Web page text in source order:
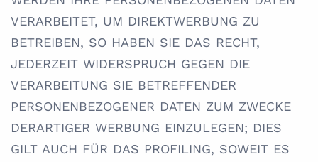
VERARBEITET, UM DIREKTWERBUNG ZU
BETREIBEN, SO HABEN SIE DAS RECHT,
JEDERZEIT WIDERSPRUCH GEGEN DIE
VERARBEITUNG SIE BETREFFENDER
PERSONENBEZOGENER DATEN ZUM ZWECKE
DERARTIGER WERBUNG EINZULEGEN; DIES
GILT AUCH FÜR DAS PROFILING, SOWEIT ES